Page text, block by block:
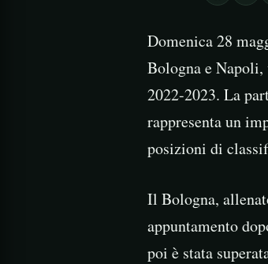
Domenica 28
Bologna e
2022-2023. La
rappresenta un
posizioni di
Il Bologna,
appuntamento
poi è stata